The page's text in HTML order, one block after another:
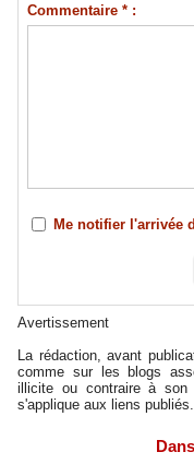
Commentaire * :
Me notifier l'arrivée
Avertissement
La rédaction, avant
comme sur les blogs
illicite ou contraire à son
s'applique aux liens publiés.